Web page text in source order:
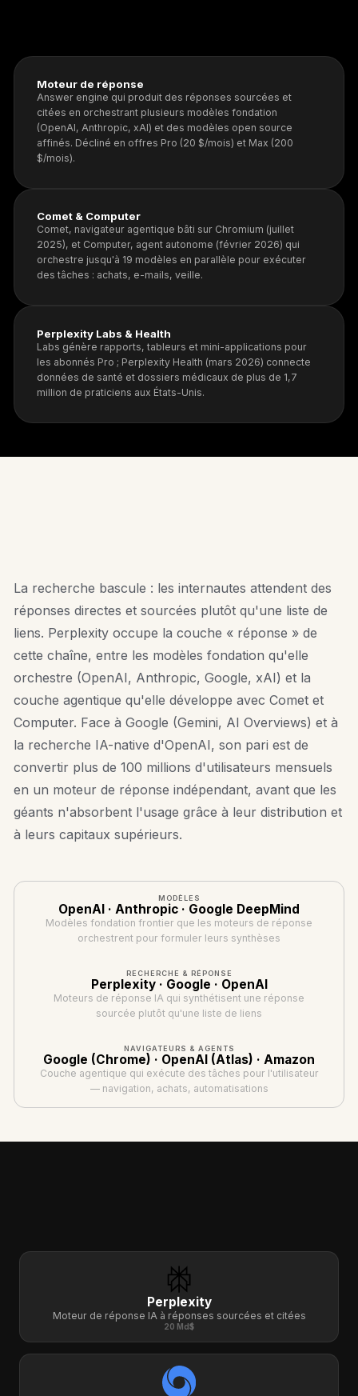
Moteur de réponse
Answer engine qui produit des réponses sourcées et
citées en orchestrant plusieurs modèles fondation
(OpenAI, Anthropic, xAI) et des modèles open source
affinés. Décliné en offres Pro (20 $/mois) et Max (200
$/mois).
Comet & Computer
Comet, navigateur agentique bâti sur Chromium (juillet
2025), et Computer, agent autonome (février 2026) qui
orchestre jusqu'à 19 modèles en parallèle pour exécuter
des tâches : achats, e-mails, veille.
Perplexity Labs & Health
Labs génère rapports, tableurs et mini-applications pour
les abonnés Pro ; Perplexity Health (mars 2026) connecte
données de santé et dossiers médicaux de plus de 1,7
million de praticiens aux États-Unis.
La recherche bascule : les internautes attendent des
réponses directes et sourcées plutôt qu'une liste de
liens. Perplexity occupe la couche « réponse » de
cette chaîne, entre les modèles fondation qu'elle
orchestre (OpenAI, Anthropic, Google, xAI) et la
couche agentique qu'elle développe avec Comet et
Computer. Face à Google (Gemini, AI Overviews) et à
la recherche IA-native d'OpenAI, son pari est de
convertir plus de 100 millions d'utilisateurs mensuels
en un moteur de réponse indépendant, avant que les
géants n'absorbent l'usage grâce à leur distribution et
à leurs capitaux supérieurs.
MODÈLES
OpenAI · Anthropic · Google DeepMind
Modèles fondation frontier que les moteurs de réponse
orchestrent pour formuler leurs synthèses
RECHERCHE & RÉPONSE
Perplexity · Google · OpenAI
Moteurs de réponse IA qui synthétisent une réponse
sourcée plutôt qu'une liste de liens
NAVIGATEURS & AGENTS
Google (Chrome) · OpenAI (Atlas) · Amazon
Couche agentique qui exécute des tâches pour l'utilisateur
— navigation, achats, automatisations
Perplexity
Moteur de réponse IA à réponses sourcées et citées
20 Md$